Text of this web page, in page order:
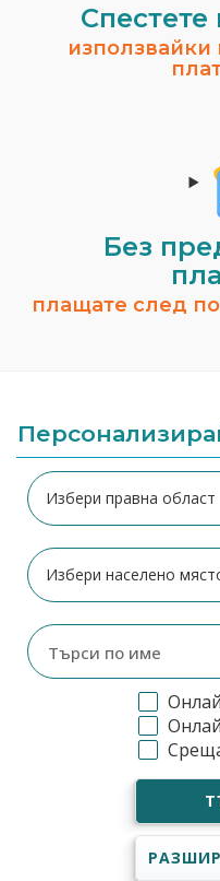
използвайки
Без
плащате след